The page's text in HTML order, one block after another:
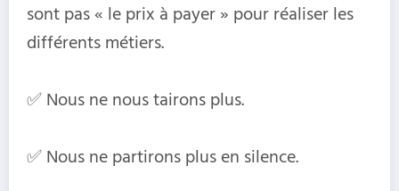
sont pas « le prix à payer » pour réaliser les
différents métiers.
✅ Nous ne nous tairons plus.
✅ Nous ne partirons plus en silence.